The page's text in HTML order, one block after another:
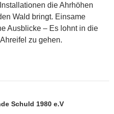
die Ahrhöhen
Wald bringt. Einsame
Ausblicke – Es lohnt in die
zu gehen.
Schuld 1980 e.V